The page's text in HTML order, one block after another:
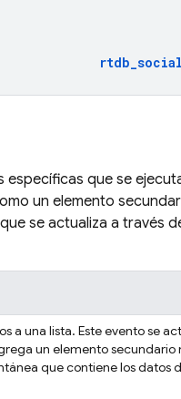
que se
un elemento
se actualiza a través
a una lista. Este evento se
un elemento secundario
que contiene los datos